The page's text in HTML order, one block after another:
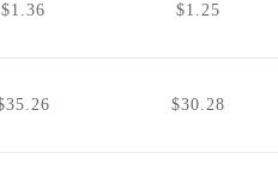
$1.36 $1.25
$30.28